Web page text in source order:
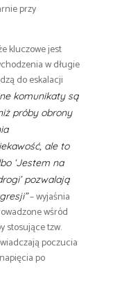
przy
kluczowe jest
w długie
do eskalacji
komunikaty są
próby obrony
ale to
‘Jestem na
pozwalają
– wyjaśnia
wśród
stosujące tzw.
poczucia
po